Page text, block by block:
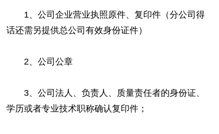
1、公司企业营业执照原件、复印件（分公司得
话还需另提供总公司有效身份证件）
2、公司公章
3、公司法人、负责人、质量责任者的身份证、
学历或者专业技术职称确认复印件；